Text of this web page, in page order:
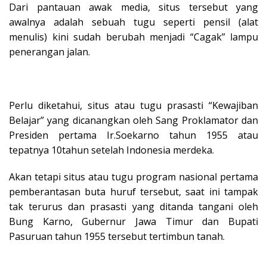
Dari pantauan awak media, situs tersebut yang
awalnya adalah sebuah tugu seperti pensil (alat
menulis) kini sudah berubah menjadi “Cagak” lampu
penerangan jalan.
Perlu diketahui, situs atau tugu prasasti “Kewajiban
Belajar” yang dicanangkan oleh Sang Proklamator dan
Presiden pertama Ir.Soekarno tahun 1955 atau
tepatnya 10tahun setelah Indonesia merdeka.
Akan tetapi situs atau tugu program nasional pertama
pemberantasan buta huruf tersebut, saat ini tampak
tak terurus dan prasasti yang ditanda tangani oleh
Bung Karno, Gubernur Jawa Timur dan Bupati
Pasuruan tahun 1955 tersebut tertimbun tanah.